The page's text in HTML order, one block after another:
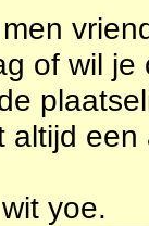
of wil
altijd
yoe.